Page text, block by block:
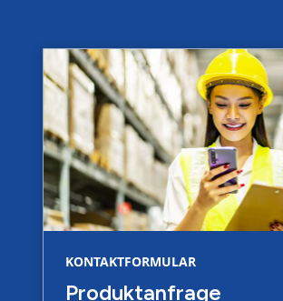
KONTAKTFORMULAR
Produktanfrage